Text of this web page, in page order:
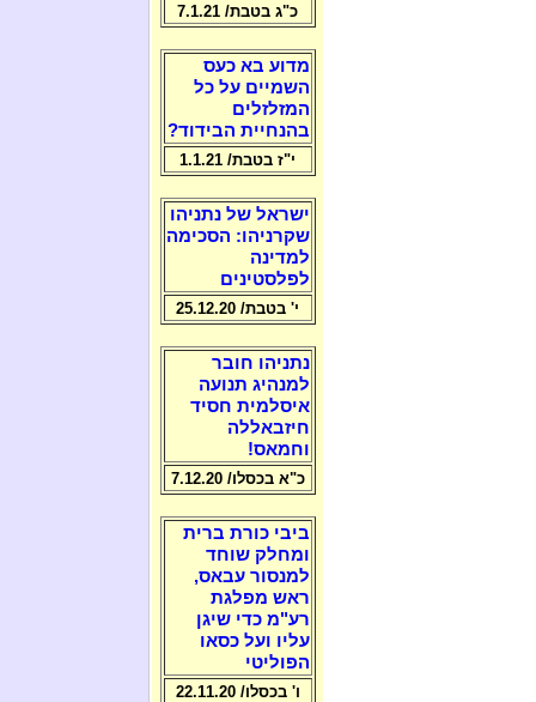
כ"ג בטבת/ 7.1.21
מדוע בא כעס
השמיים על כל
המזלזלים
בהנחיית הבידוד?
י"ז בטבת/ 1.1.21
ישראל של נתניהו
שקרניהו: הסכימה
למדינה
לפלסטינים
י' בטבת/ 25.12.20
נתניהו חובר
למנהיג תנועה
איסלמית חסיד
חיזבאללה
וחמאס!
כ"א בכסלו/ 7.12.20
ביבי כורת ברית
ומחלק שוחד
למנסור עבאס,
ראש מפלגת
רע"מ כדי שיגן
עליו ועל כסאו
הפוליטי
ו' בכסלו/ 22.11.20